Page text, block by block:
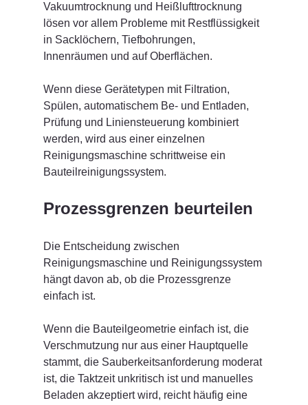
Vakuumtrocknung und Heißlufttrocknung
lösen vor allem Probleme mit Restflüssigkeit
in Sacklöchern, Tiefbohrungen,
Innenräumen und auf Oberflächen.
Wenn diese Gerätetypen mit Filtration,
Spülen, automatischem Be- und Entladen,
Prüfung und Liniensteuerung kombiniert
werden, wird aus einer einzelnen
Reinigungsmaschine schrittweise ein
Bauteilreinigungssystem.
Prozessgrenzen beurteilen
Die Entscheidung zwischen
Reinigungsmaschine und Reinigungssystem
hängt davon ab, ob die Prozessgrenze
einfach ist.
Wenn die Bauteilgeometrie einfach ist, die
Verschmutzung nur aus einer Hauptquelle
stammt, die Sauberkeitsanforderung moderat
ist, die Taktzeit unkritisch ist und manuelles
Beladen akzeptiert wird, reicht häufig eine